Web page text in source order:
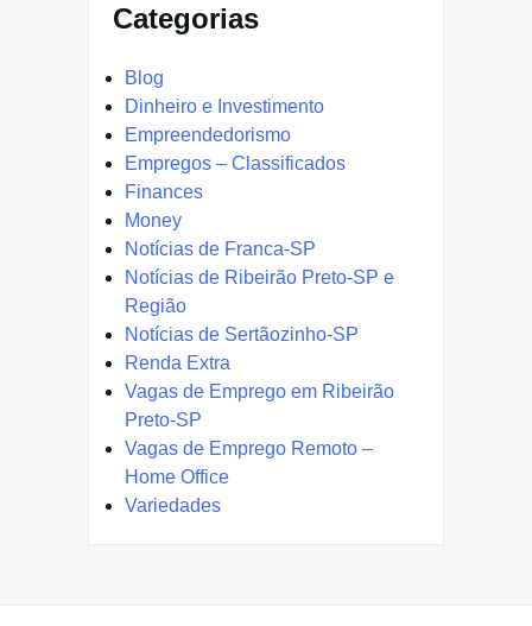
Categorias
Blog
Dinheiro e Investimento
Empreendedorismo
Empregos – Classificados
Finances
Money
Notícias de Franca-SP
Notícias de Ribeirão Preto-SP e
Região
Notícias de Sertãozinho-SP
Renda Extra
Vagas de Emprego em Ribeirão
Preto-SP
Vagas de Emprego Remoto –
Home Office
Variedades